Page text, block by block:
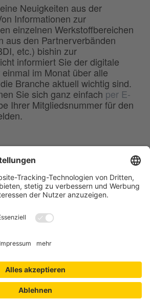
Neuigkeiten aus der
Informationen zur
einzelnen Werkstoffbereichen
aus den Partnerverbänden
etc.) bishin zur
informiert Sie der digitale
im Monat über alle
Branche aktuell wichtig sind.
Sie sich ganz einfach per E-
Ihrer Mitgliedsnummer für den
Industrie e.V.
- 03
71 - 3333